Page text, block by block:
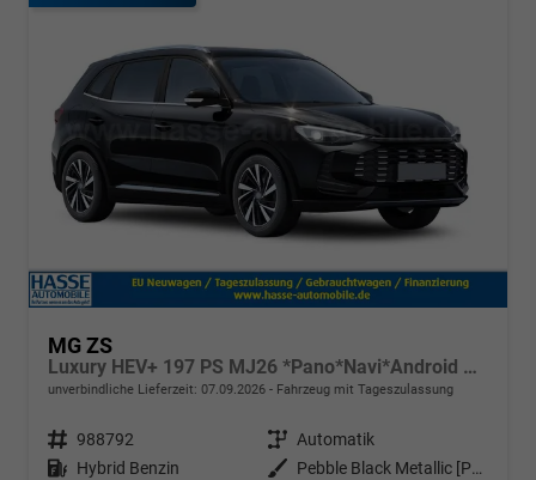
MG ZS
Luxury HEV+ 197 PS MJ26 *Pano*Navi*Android Auto*SHZ*360°*Kunstleder*Klimaauto*ACC
unverbindliche Lieferzeit: 07.09.2026 Fahrzeug mit Tageszulassung
Fahrzeugnr. 988792 Getriebe Automatik
Kraftstoff Hybrid Benzin Außenfarbe
Pebble Black Metallic [PBC]